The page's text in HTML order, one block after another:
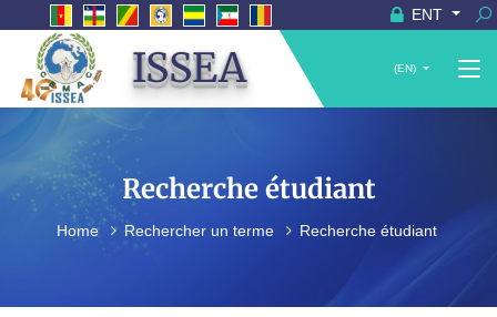
ENT
ISSEA (EN)
Recherche étudiant
Home Rechercher un terme Recherche étudiant